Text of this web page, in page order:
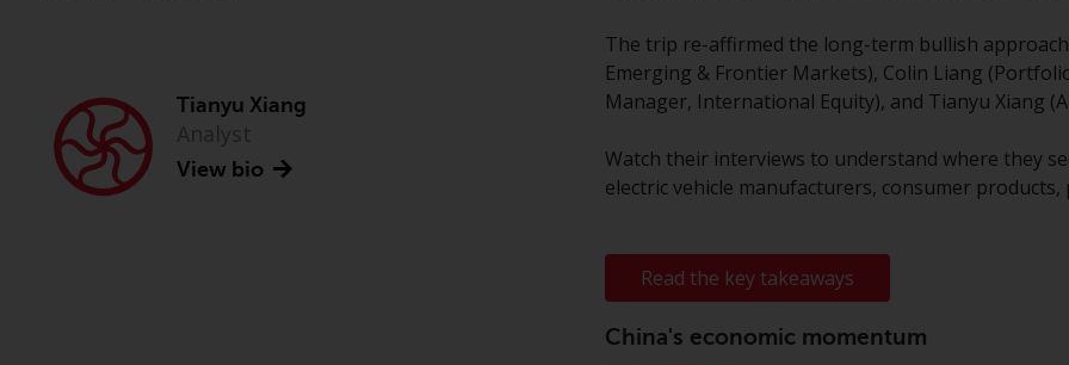
Tianyu Xiang
View bio
The trip re-affirmed the long-term bullish
Emerging & Frontier Markets), Colin Liang
Manager, International Equity), and Tianyu Xiang
Watch their interviews to understand where they
electric vehicle manufacturers, consumer
Read the key takeaways
China's economic momentum